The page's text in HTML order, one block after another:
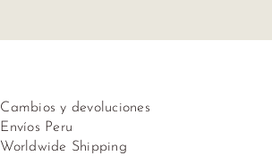
Cambios y devoluciones
Envíos Peru
Worldwide Shipping